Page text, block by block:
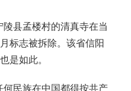
县孟楼村的清真寺在当
标志被拆除。该省信阳
是如此。
民族在中国都得按共产